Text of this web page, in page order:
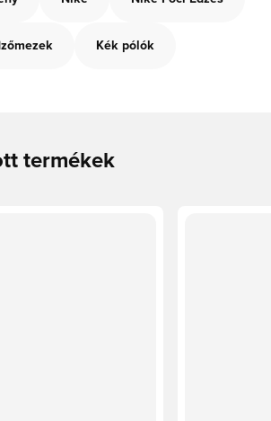
Kék pólók
termékek